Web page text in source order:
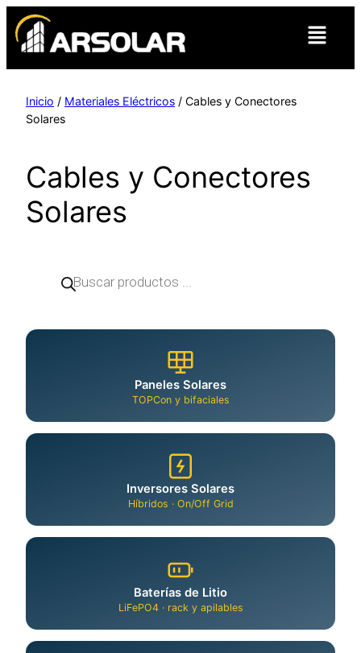
Inicio / Materiales Eléctricos / Cables y Conectores
Solares
Cables y Conectores
Solares
Paneles Solares
TOPCon y bifaciales
Inversores Solares
Híbridos · On/Off Grid
Baterías de Litio
LiFePO4 · rack y apilables